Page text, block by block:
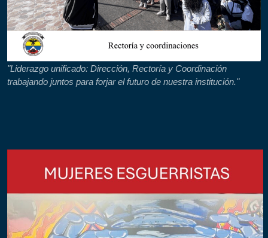
"Liderazgo unificado: Dirección, Rectoría y Coordinación
trabajando juntos para forjar el futuro de nuestra institución."